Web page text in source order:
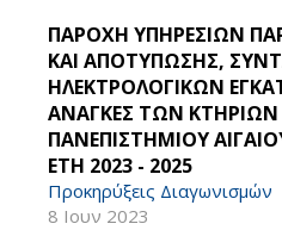
ΠΑΡΟΧΗ ΥΠΗΡΕΣΙΩΝ
ΚΑΙ ΑΠΟΤΥΠΩΣΗΣ,
ΗΛΕΚΤΡΟΛΟΓΙΚΩΝ
ΑΝΑΓΚΕΣ ΤΩΝ
ΠΑΝΕΠΙΣΤΗΜΙΟΥ
ΕΤΗ 2023 - 2025
Προκηρύξεις Διαγωνισμών
8 Ιουν 2023